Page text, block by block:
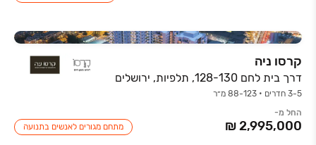
קרסו ניה
דרך בית לחם 128-130, תלפיות, ירושלים
3-5 חדרים • 88-123 מ״ר
החל מ-
מתחם מגורים לאנשים בתנועה